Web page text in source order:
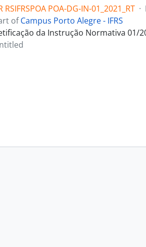
RSIFRSPOA POA-DG-IN-01_2021_RT ·
ofCampus Porto Alegre - IFRS
da Instrução Normativa 01/